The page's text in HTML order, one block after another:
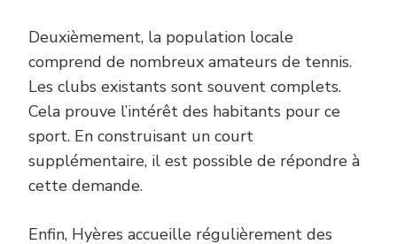
Deuxièmement, la population locale
comprend de nombreux amateurs de tennis.
Les clubs existants sont souvent complets.
Cela prouve l’intérêt des habitants pour ce
sport. En construisant un court
supplémentaire, il est possible de répondre à
cette demande.
Enfin, Hyères accueille régulièrement des